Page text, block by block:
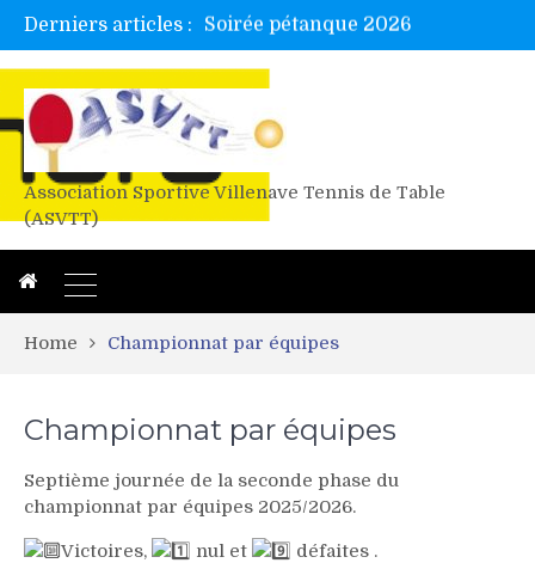
Derniers articles :
Tetelle et Wawa en bretagne
Alex valide l’EF
Titres de Gironde loisirs 2026
Association Sportive Villenave Tennis de Table
(ASVTT)
Home Championnat par équipes
Championnat par équipes
Septième journée de la seconde phase du
championnat par équipes 2025/2026.
Victoires, nul et défaites .